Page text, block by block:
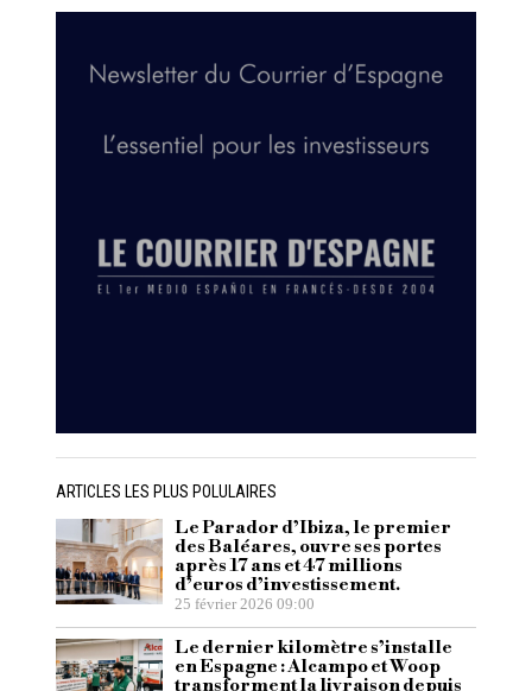
ARTICLES LES PLUS POLULAIRES
Le Parador d’Ibiza, le premier
des Baléares, ouvre ses portes
après 17 ans et 47 millions
d’euros d’investissement.
25 février 2026 09:00
Le dernier kilomètre s’installe
en Espagne : Alcampo et Woop
transforment la livraison depuis